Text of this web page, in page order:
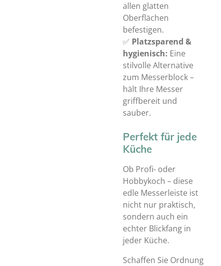
allen glatten
Oberflächen
befestigen.
✅ Platzsparend &
hygienisch: Eine
stilvolle Alternative
zum Messerblock –
hält Ihre Messer
griffbereit und
sauber.
Perfekt für jede
Küche
Ob Profi- oder
Hobbykoch – diese
edle Messerleiste ist
nicht nur praktisch,
sondern auch ein
echter Blickfang in
jeder Küche.
Schaffen Sie Ordnung